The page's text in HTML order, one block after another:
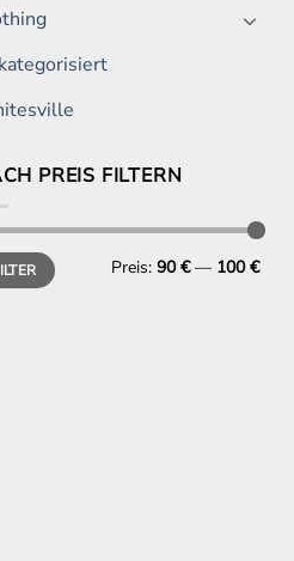
PREIS FILTERN
Preis: 90 €— 100 €